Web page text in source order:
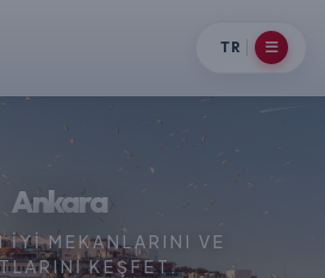
TR
Ankara
IYI MEKANLARINI VE
KEŞFET.